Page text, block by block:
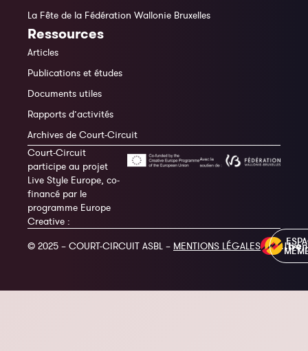
La Fête de la Fédération Wallonie Bruxelles
Ressources
Articles
Publications et études
Documents utiles
Rapports d’activités
Archives de Court-Circuit
Court-Circuit
participe au projet
Live Style Europe, co-
financé par le
programme Europe
Creative :
© 2025 – COURT-CIRCUIT ASBL – MENTIONS LÉGALES